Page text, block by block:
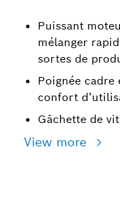
Puissant
mélanger
sortes de
Poignée
confort
Gâchette de
View more